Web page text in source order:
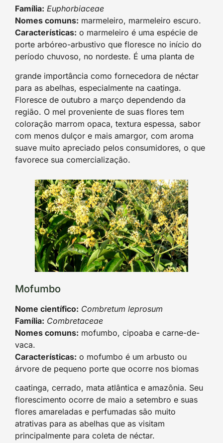
Família: Euphorbiaceae
Nomes comuns: marmeleiro, marmeleiro escuro.
Características: o marmeleiro é uma espécie de
porte arbóreo-arbustivo que floresce no início do
período chuvoso, no nordeste. É uma planta de
grande importância como fornecedora de néctar
para as abelhas, especialmente na caatinga.
Floresce de outubro a março dependendo da
região. O mel proveniente de suas flores tem
coloração marrom opaca, textura espessa, sabor
com menos dulçor e mais amargor, com aroma
suave muito apreciado pelos consumidores, o que
favorece sua comercialização.
Mofumbo
Nome científico: Combretum leprosum
Família: Combretaceae
Nomes comuns: mofumbo, cipoaba e carne-de-
vaca.
Características: o mofumbo é um arbusto ou
árvore de pequeno porte que ocorre nos biomas
caatinga, cerrado, mata atlântica e amazônia. Seu
florescimento ocorre de maio a setembro e suas
flores amareladas e perfumadas são muito
atrativas para as abelhas que as visitam
principalmente para coleta de néctar.